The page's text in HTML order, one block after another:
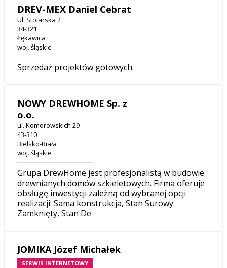
DREV-MEX Daniel Cebrat
Ul. Stolarska 2
34-321
Łękawica
woj. śląskie
Sprzedaż projektów gotowych.
NOWY DREWHOME Sp. z
o.o.
ul. Komorowskich 29
43-310
Bielsko-Biała
woj. śląskie
Grupa DrewHome jest profesjonalistą w budowie
drewnianych domów szkieletowych. Firma oferuje
obsługę inwestycji zależną od wybranej opcji
realizacji: Sama konstrukcja, Stan Surowy
Zamknięty, Stan De
JOMIKA Józef Michałek
SERWIS INTERNETOWY